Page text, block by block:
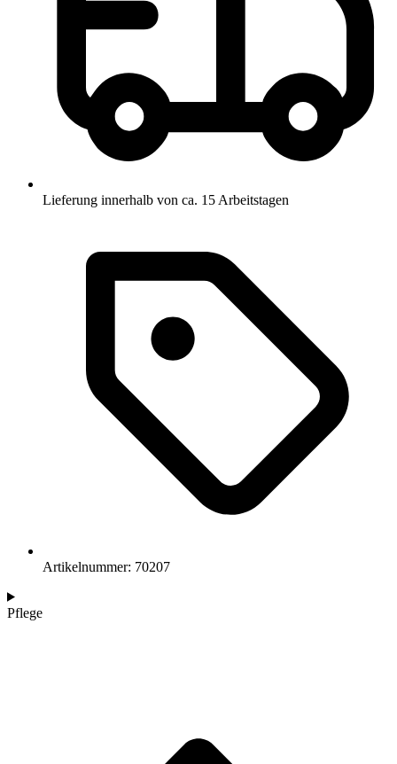
Lieferung innerhalb von ca. 15 Arbeitstagen
Artikelnummer: 70207
Pflege